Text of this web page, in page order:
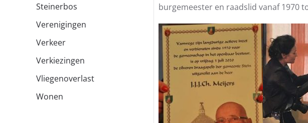
burgemeester en raadslid vanaf 1970
Steinerbos
Verenigingen
Verkeer
Verkiezingen
Vliegenoverlast
Wonen